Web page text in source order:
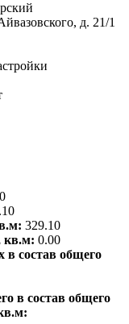
д. 21/1
0
329.10
кв.м: 0.00
состав общего
в состав общего